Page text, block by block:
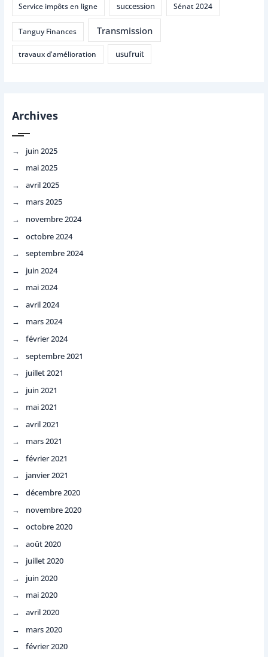
Service impôts en ligne succession Sénat 2024
Tanguy Finances Transmission
travaux d'amélioration usufruit
Archives
juin 2025
mai 2025
avril 2025
mars 2025
novembre 2024
octobre 2024
septembre 2024
juin 2024
mai 2024
avril 2024
mars 2024
février 2024
septembre 2021
juillet 2021
juin 2021
mai 2021
avril 2021
mars 2021
février 2021
janvier 2021
décembre 2020
novembre 2020
octobre 2020
août 2020
juillet 2020
juin 2020
mai 2020
avril 2020
mars 2020
février 2020